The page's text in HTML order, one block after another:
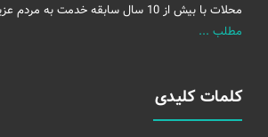
محلات با بیش از 10 سال سابقه خدمت به مردم عزیز ایران است.
مطلب ...
کلمات کلیدی